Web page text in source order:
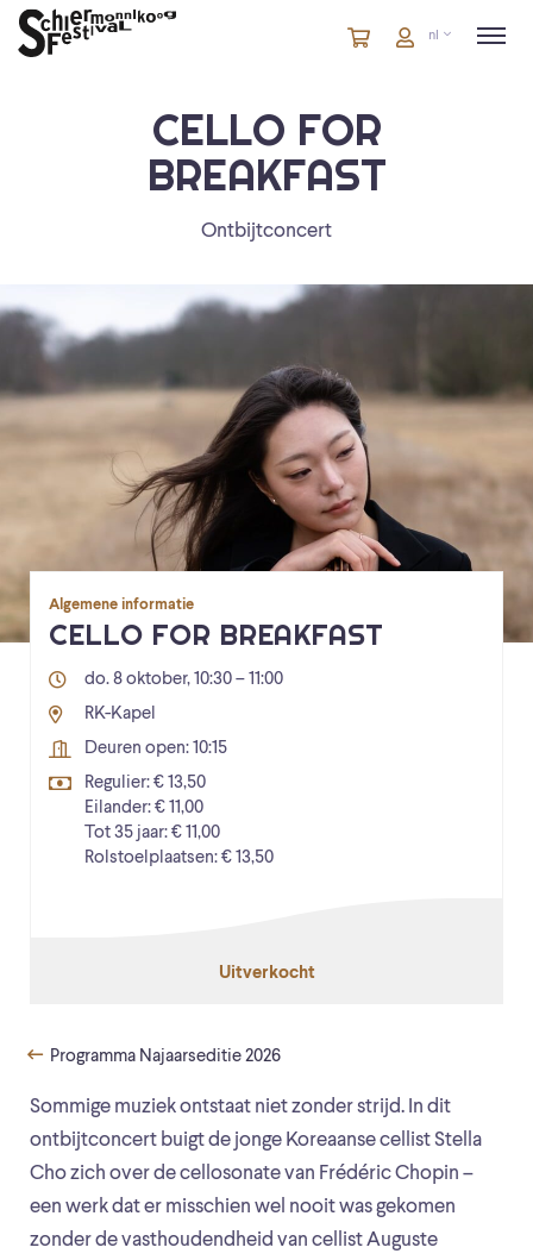
Winkelmandje
artikelen
Account
nl
CELLO FOR
BREAKFAST
Ontbijtconcert
Sommige muziek ontstaat niet zonder strijd. In dit
ontbijtconcert buigt de jonge Koreaanse cellist Stella
Cho zich over de cellosonate van Frédéric Chopin –
een werk dat er misschien wel nooit was gekomen
zonder de vasthoudendheid van cellist Auguste
Algemene informatie
CELLO FOR BREAKFAST
do. 8 oktober, 10:30 – 11:00
RK-Kapel
Deuren open: 10:15
Regulier: € 13,50
Eilander: € 11,00
Tot 35 jaar: € 11,00
Rolstoelplaatsen: € 13,50
Uitverkocht
Programma Najaarseditie 2026